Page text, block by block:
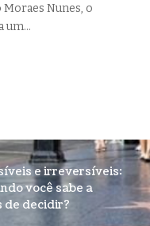
Moraes Nunes, o
um…
e irreversíveis:
você sabe a
de decidir?